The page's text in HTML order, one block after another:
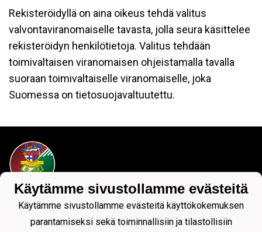
Rekisteröidyllä on aina oikeus tehdä valitus
valvontaviranomaiselle tavasta, jolla seura käsittelee
rekisteröidyn henkilötietoja. Valitus tehdään
toimivaltaisen viranomaisen ohjeistamalla tavalla
suoraan toimivaltaiselle viranomaiselle, joka
Suomessa on tietosuojavaltuutettu.
Tietosuojaseloste
Käytämme sivustollamme evästeitä
Käytämme sivustollamme evästeitä käyttökokemuksen
parantamiseksi sekä toiminnallisiin ja tilastollisiin